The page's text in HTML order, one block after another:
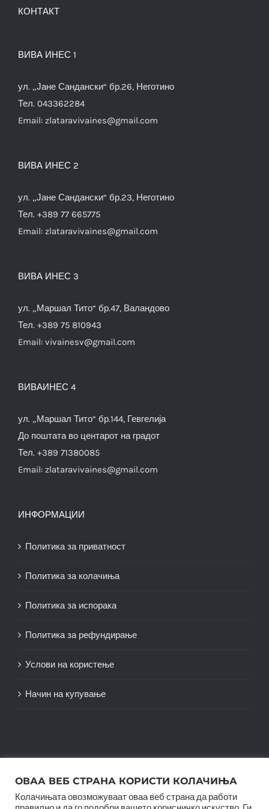
КОНТАКТ
ВИВА ИНЕС 1
ул. „Јане Сандански“ бр.26, Неготино
Тел. 043362284
Email: zlataravivaines@gmail.com
ВИВА ИНЕС 2
ул. „Јане Сандански“ бр.23, Неготино
Тел. +389 77 665775
Email: zlataravivaines@gmail.com
ВИВА ИНЕС 3
ул. „Маршал Тито“ бр.47, Валандово
Тел. +389 75 810943
Email: vivainesv@gmail.com
ВИВАИНЕС 4
ул. „Маршал Тито“ бр.144, Гевгелија
До поштата во центарот на градот
Тел. +389 71380085
Email: zlataravivaines@gmail.com
ИНФОРМАЦИИ
Политика за приватност
Политика за колачиња
Политика за испорака
Политика за рефундирање
Услови на користење
Начин на купување
ОВАА ВЕБ СТРАНА КОРИСТИ КОЛАЧИЊА
Колачињата овозможуваат оваа веб страна да работи